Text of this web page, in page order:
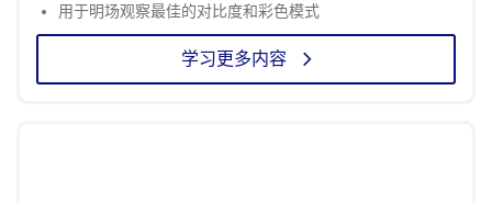
用于明场观察最佳的对比度和彩色模式
学习更多内容